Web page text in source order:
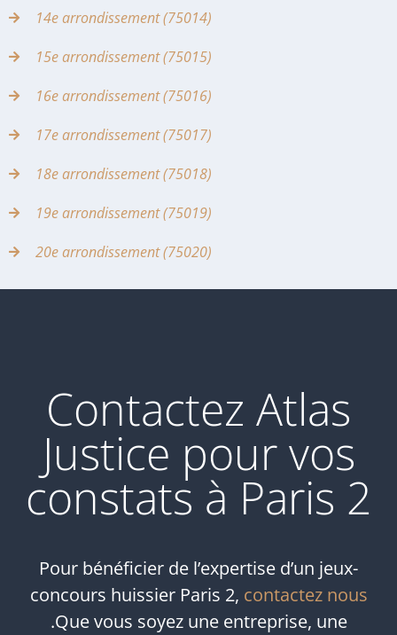
14e arrondissement (75014)
15e arrondissement (75015)
16e arrondissement (75016)
17e arrondissement (75017)
18e arrondissement (75018)
19e arrondissement (75019)
20e arrondissement (75020)
Contactez Atlas
Justice pour vos
constats à Paris 2
Pour bénéficier de l’expertise d’un jeux-
concours huissier Paris 2, contactez nous
.Que vous soyez une entreprise, une